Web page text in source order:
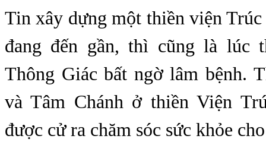
Tin xây dựng một thiền viện
đang đến gần, thì cũng là lúc
Thông Giác bất ngờ lâm bệnh.
và Tâm Chánh ở thiền Viện
được cử ra chăm sóc sức khỏe